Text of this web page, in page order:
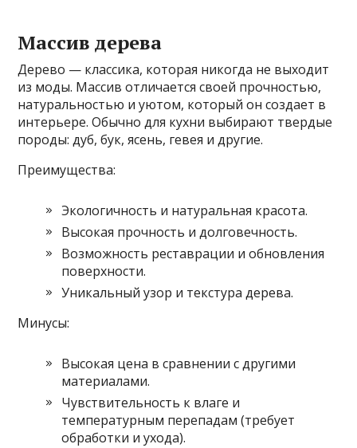
Массив дерева
Дерево — классика, которая никогда не выходит
из моды. Массив отличается своей прочностью,
натуральностью и уютом, который он создает в
интерьере. Обычно для кухни выбирают твердые
породы: дуб, бук, ясень, гевея и другие.
Преимущества:
Экологичность и натуральная красота.
Высокая прочность и долговечность.
Возможность реставрации и обновления
поверхности.
Уникальный узор и текстура дерева.
Минусы:
Высокая цена в сравнении с другими
материалами.
Чувствительность к влаге и
температурным перепадам (требует
обработки и ухода).